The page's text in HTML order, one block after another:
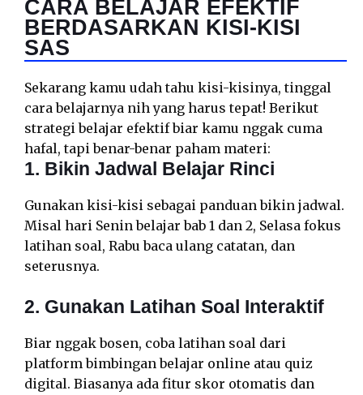
CARA BELAJAR EFEKTIF
BERDASARKAN KISI-KISI
SAS
Sekarang kamu udah tahu kisi-kisinya, tinggal
cara belajarnya nih yang harus tepat! Berikut
strategi belajar efektif biar kamu nggak cuma
hafal, tapi benar-benar paham materi:
1. Bikin Jadwal Belajar Rinci
Gunakan kisi-kisi sebagai panduan bikin jadwal.
Misal hari Senin belajar bab 1 dan 2, Selasa fokus
latihan soal, Rabu baca ulang catatan, dan
seterusnya.
2. Gunakan Latihan Soal Interaktif
Biar nggak bosen, coba latihan soal dari
platform bimbingan belajar online atau quiz
digital. Biasanya ada fitur skor otomatis dan